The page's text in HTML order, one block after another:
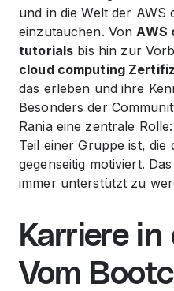
und in die Welt der AWS
einzutauchen. VonAWS
tutorials bis hin zur
cloud computing
das erleben und ihre
Besonders der
Rania eine zentrale
Teil einer Gruppe ist, die
gegenseitig motiviert.
immer unterstützt zu
Karriere in
Vom